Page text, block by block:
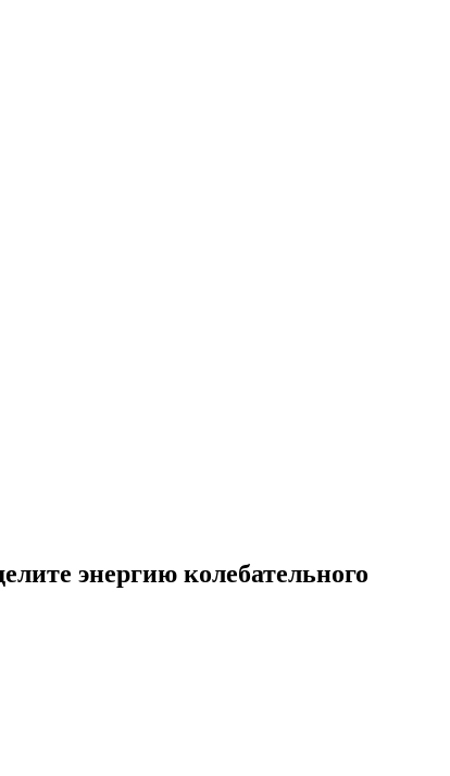
энергию колебательного